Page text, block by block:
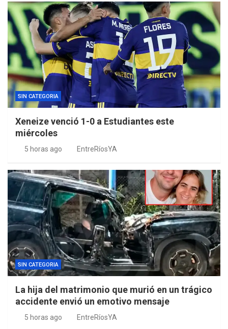
SIN CATEGORIA
Xeneize venció 1-0 a Estudiantes este
miércoles
5 horas ago EntreRíosYA
SIN CATEGORIA
La hija del matrimonio que murió en un trágico
accidente envió un emotivo mensaje
5 horas ago EntreRíosYA